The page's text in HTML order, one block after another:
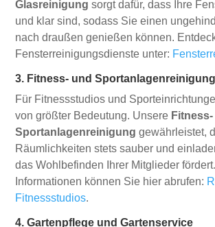
Glasreinigung sorgt dafür, dass Ihre
und klar sind, sodass Sie einen
nach draußen genießen können.
Fensterreinigungsdienste unter:
3. Fitness- und Sportanlagenreinigung
Für Fitnessstudios und
von größter Bedeutung. Unsere Fitness-
Sportanlagenreinigung gewährleistet,
Räumlichkeiten stets sauber und
das Wohlbefinden Ihrer Mitglieder
Informationen können Sie hier abrufen:
Fitnessstudios.
4. Gartenpflege und Gartenservice